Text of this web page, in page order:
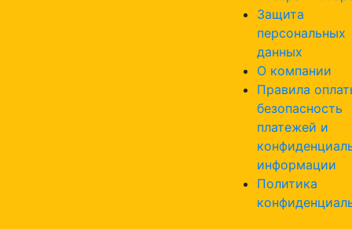
Защита
персональных
данных
О компании
Правила
безопасность
платежей и
информации
Политика